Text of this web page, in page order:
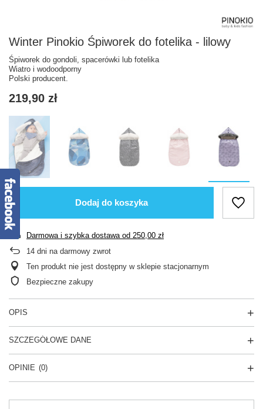
Winter Pinokio Śpiworek do fotelika - lilowy
Śpiworek do gondoli, spacerówki lub fotelika
Wiatro i wodoodporny
Polski producent.
219,90 zł
Dodaj do koszyka
Darmowa i szybka dostawa od 250,00 zł
14 dni na darmowy zwrot
Ten produkt nie jest dostępny w sklepie stacjonarnym
Bezpieczne zakupy
OPIS
SZCZEGÓŁOWE DANE
OPINIE (0)